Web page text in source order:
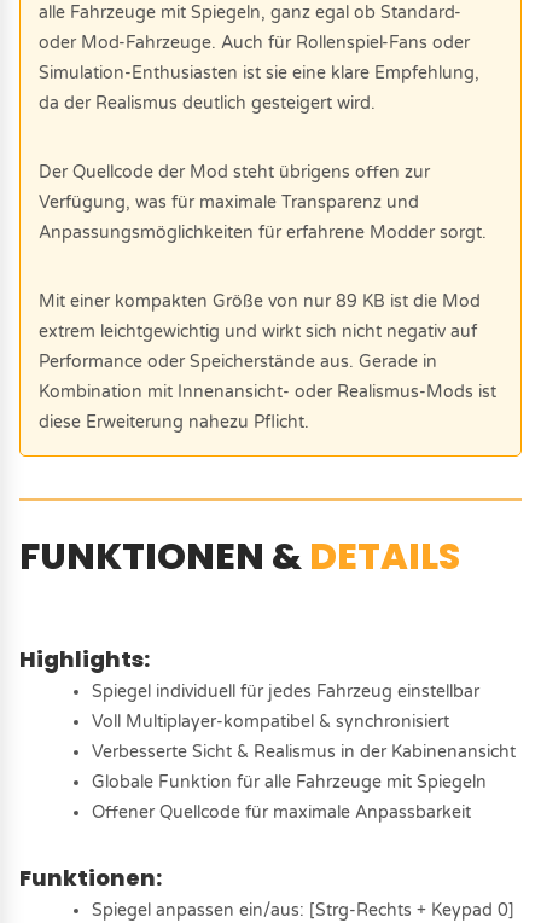
alle Fahrzeuge mit Spiegeln, ganz egal ob Standard-
oder Mod-Fahrzeuge. Auch für Rollenspiel-Fans oder
Simulation-Enthusiasten ist sie eine klare Empfehlung,
da der Realismus deutlich gesteigert wird.
Der Quellcode der Mod steht übrigens offen zur
Verfügung, was für maximale Transparenz und
Anpassungsmöglichkeiten für erfahrene Modder sorgt.
Mit einer kompakten Größe von nur 89 KB ist die Mod
extrem leichtgewichtig und wirkt sich nicht negativ auf
Performance oder Speicherstände aus. Gerade in
Kombination mit Innenansicht- oder Realismus-Mods ist
diese Erweiterung nahezu Pflicht.
FUNKTIONEN &DETAILS
Highlights:
Spiegel individuell für jedes Fahrzeug einstellbar
Voll Multiplayer-kompatibel & synchronisiert
Verbesserte Sicht & Realismus in der Kabinenansicht
Globale Funktion für alle Fahrzeuge mit Spiegeln
Offener Quellcode für maximale Anpassbarkeit
Funktionen:
Spiegel anpassen ein/aus: [Strg-Rechts + Keypad 0]